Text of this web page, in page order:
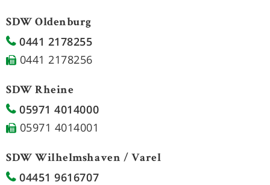
SDW Oldenburg
0441 2178255
0441 2178256
SDW Rheine
05971 4014000
05971 4014001
SDW Wilhelmshaven / Varel
04451 9616707